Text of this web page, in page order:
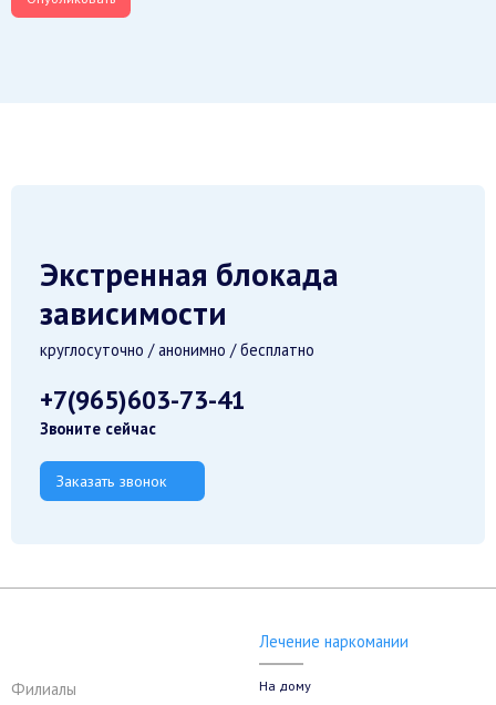
Экстренная блокада
зависимости
круглосуточно / анонимно / бесплатно
+7(965)603-73-41
Звоните сейчас
Заказать звонок
Филиалы
Лечение наркомании
На дому